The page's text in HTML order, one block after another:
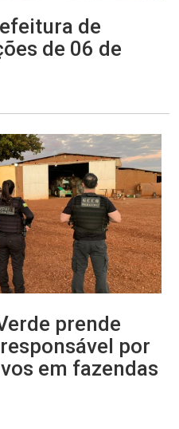
de
de 06 de
prende
por
em fazendas